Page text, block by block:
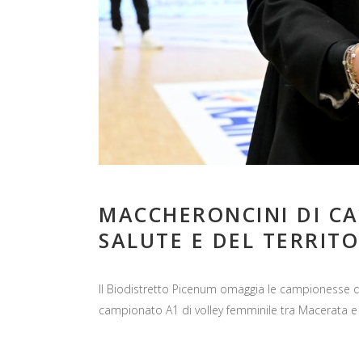
MACCHERONCINI DI
SALUTE E DEL
Il Biodistretto Picenum omaggia le campionesse
campionato A1 di volley femminile tra Macerata